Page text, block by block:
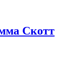
Скотт